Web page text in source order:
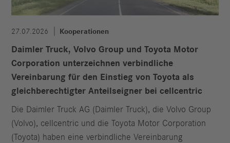
27.07.2026 Kooperationen
Daimler Truck, Volvo Group und Toyota Motor
Corporation unterzeichnen verbindliche
Vereinbarung für den Einstieg von Toyota als
gleichberechtigter Anteilseigner bei cellcentric
Die Daimler Truck AG (Daimler Truck), die Volvo Group
(Volvo), cellcentric und die Toyota Motor Corporation
(Toyota) haben eine verbindliche Vereinbarung